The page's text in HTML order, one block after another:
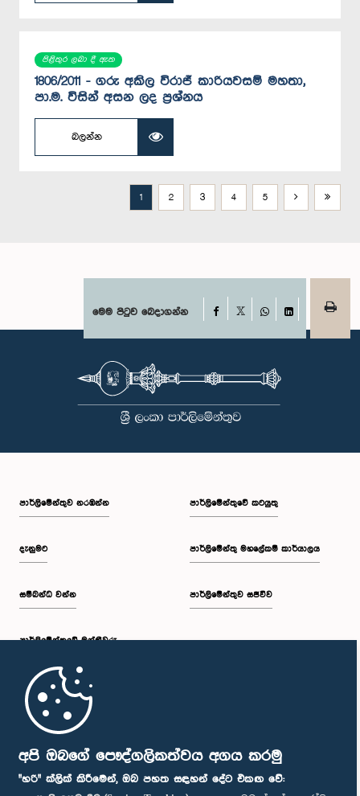
අපි ඔබගේ පෞද්ගලිකත්වය අගය කරමු
"හරි" ක්ලික් කිරීමෙන්, ඔබ පහත සඳහන් දේට එකඟ වේ:
පිළිතුර ලබා දී ඇත
1806/2011 - ගරු අකිල විරාජ් කාරියවසම් මහතා,
පා.ම. විසින් අසන ලද ප්‍රශ්නය
බලන්න
1 2 3 4 5
මෙම පිටුව බෙදාගන්න Facebook
WhatsAppLinkedIn
පාර්ලි‌මේන්තුව නරඹන්න
දැනුමට
සම්බන්ධ වන්න
පාර්ලි‌මේන්තුවේ මන්ත්‍රීවරු
මුල් පිටුව
පාර්ලිමේන්තුවේ කටයුතු
පාර්ලිමේන්තු මහලේකම් කාර්යාලය
පාර්ලිමේන්තුව සජීවීව
පාර්ලිමේන්තු ජංගම යෙදුම